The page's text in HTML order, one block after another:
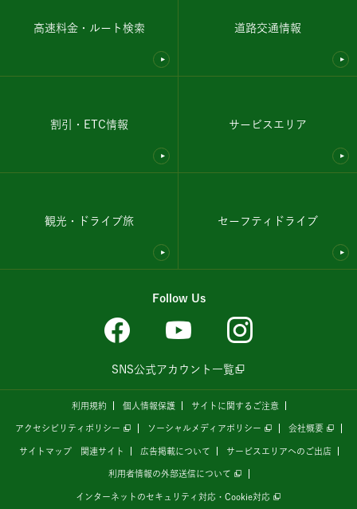
高速料金・ルート検索 道路交通情報
割引・ETC情報 サービスエリア
観光・ドライブ旅 セーフティドライブ
Follow Us
SNS公式アカウント一覧
利用規約 個人情報保護 サイトに関するご注意
アクセシビリティポリシー ソーシャルメディアポリシー 会社概要
サイトマップ 関連サイト 広告掲載について サービスエリアへのご出店
利用者情報の外部送信について
インターネットのセキュリティ対応・Cookie対応